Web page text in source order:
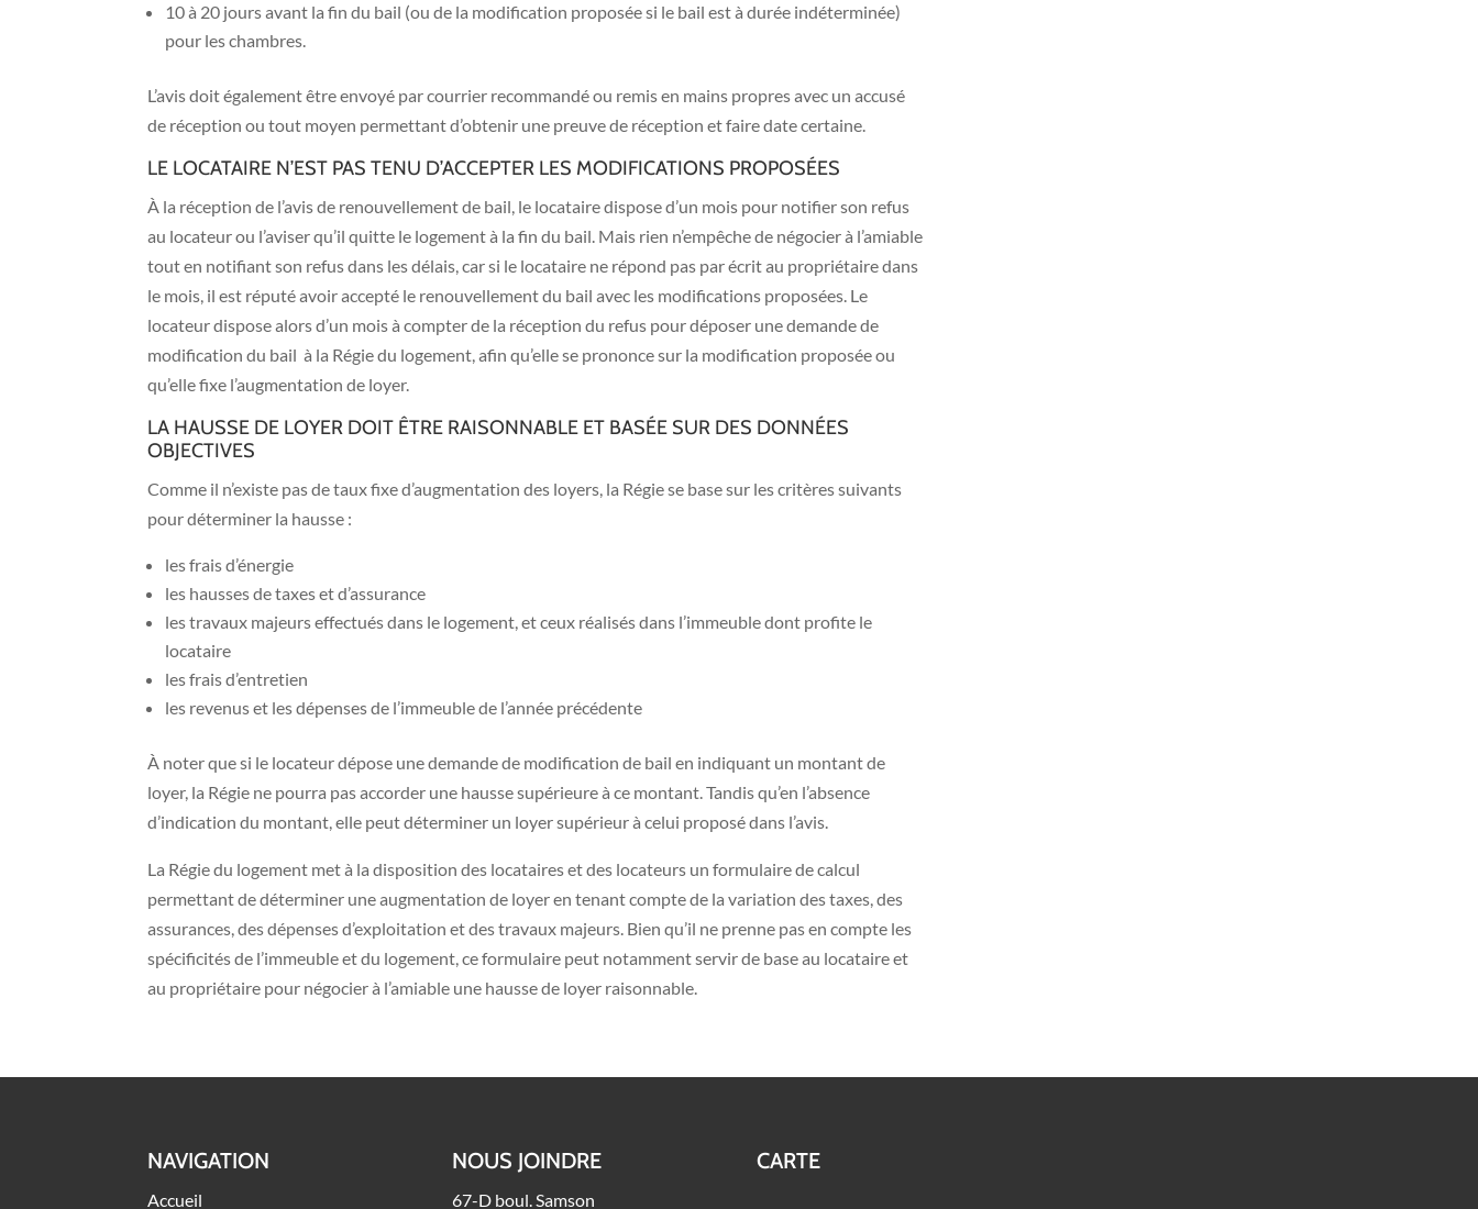
10 à 20 jours avant la fin du bail (ou de la modification proposée si le bail est à durée indéterminée)
pour les chambres.
L’avis doit également être envoyé par courrier recommandé ou remis en mains propres avec un accusé
de réception ou tout moyen permettant d’obtenir une preuve de réception et faire date certaine.
LE LOCATAIRE N’EST PAS TENU D’ACCEPTER LES MODIFICATIONS PROPOSÉES
À la réception de l’avis de renouvellement de bail, le locataire dispose d’un mois pour notifier son refus
au locateur ou l’aviser qu’il quitte le logement à la fin du bail. Mais rien n’empêche de négocier à l’amiable
tout en notifiant son refus dans les délais, car si le locataire ne répond pas par écrit au propriétaire dans
le mois, il est réputé avoir accepté le renouvellement du bail avec les modifications proposées. Le
locateur dispose alors d’un mois à compter de la réception du refus pour déposer une demande de
modification du bail à la Régie du logement, afin qu’elle se prononce sur la modification proposée ou
qu’elle fixe l’augmentation de loyer.
LA HAUSSE DE LOYER DOIT ÊTRE RAISONNABLE ET BASÉE SUR DES DONNÉES
OBJECTIVES
Comme il n’existe pas de taux fixe d’augmentation des loyers, la Régie se base sur les critères suivants
pour déterminer la hausse :
les frais d’énergie
les hausses de taxes et d’assurance
les travaux majeurs effectués dans le logement, et ceux réalisés dans l’immeuble dont profite le
locataire
les frais d’entretien
les revenus et les dépenses de l’immeuble de l’année précédente
À noter que si le locateur dépose une demande de modification de bail en indiquant un montant de
loyer, la Régie ne pourra pas accorder une hausse supérieure à ce montant. Tandis qu’en l’absence
d’indication du montant, elle peut déterminer un loyer supérieur à celui proposé dans l’avis.
La Régie du logement met à la disposition des locataires et des locateurs un formulaire de calcul
permettant de déterminer une augmentation de loyer en tenant compte de la variation des taxes, des
assurances, des dépenses d’exploitation et des travaux majeurs. Bien qu’il ne prenne pas en compte les
spécificités de l’immeuble et du logement, ce formulaire peut notamment servir de base au locataire et
au propriétaire pour négocier à l’amiable une hausse de loyer raisonnable.
NAVIGATION
Accueil
NOUS JOINDRE
67-D boul. Samson
CARTE